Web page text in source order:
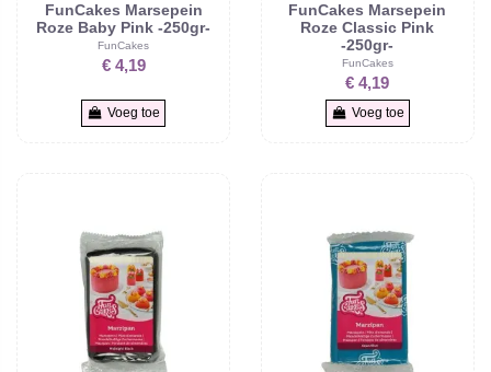
FunCakes Marsepein
Roze Baby Pink -250gr-
FunCakes
€ 4,19
Voeg toe
FunCakes Marsepein
Roze Classic Pink
-250gr-
FunCakes
€ 4,19
Voeg toe